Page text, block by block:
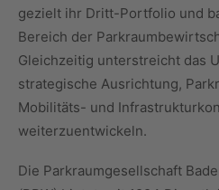
gezielt ihr Dritt-Portfolio und
Bereich der
Gleichzeitig unterstreicht das
strategische Ausrichtung,
Mobilitäts- und
weiterzuentwickeln.
Die Parkraumgesellschaft